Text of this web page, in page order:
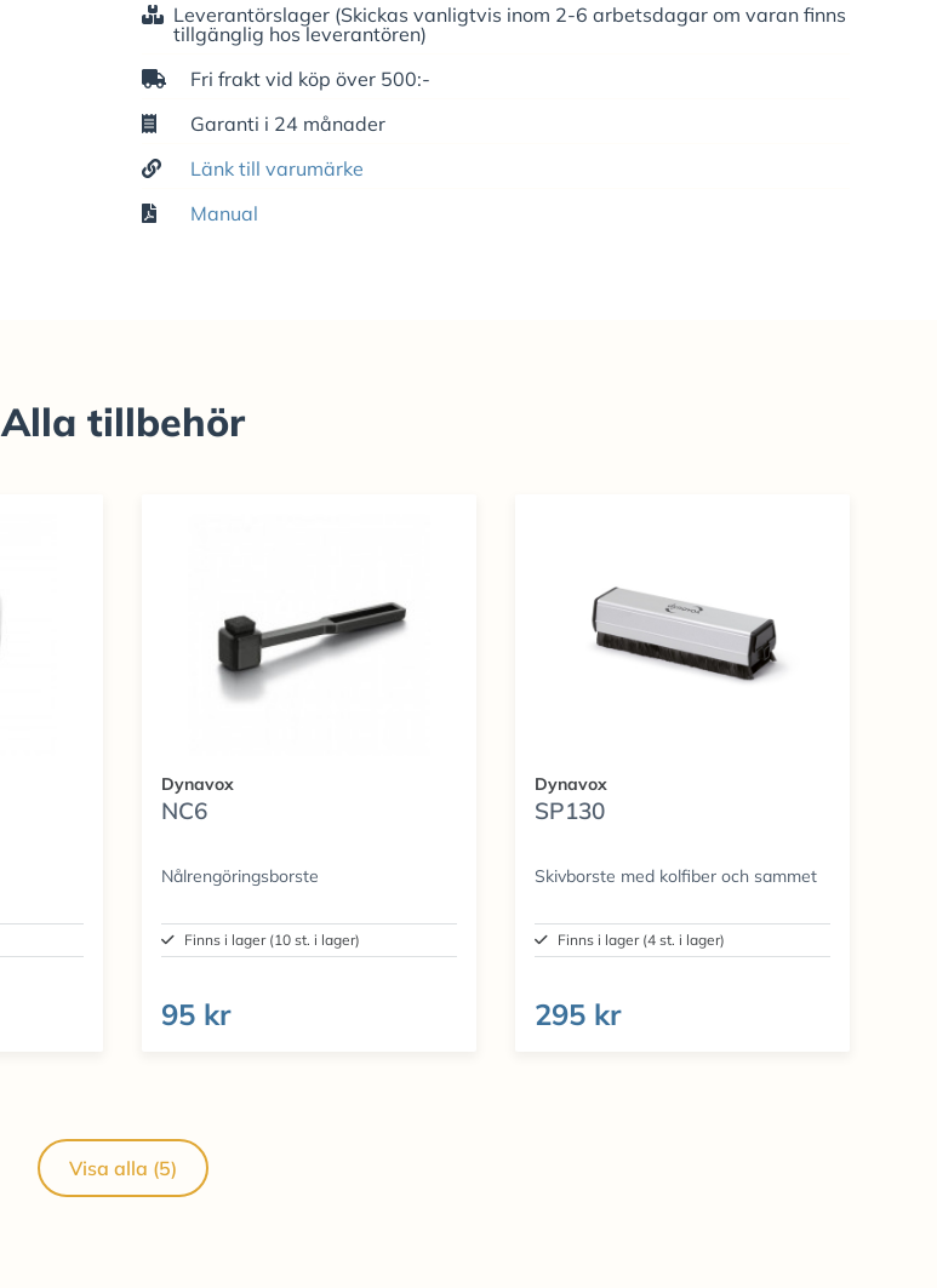
Leverantörslager (Skickas vanligtvis inom 2-6 arbetsdagar om varan finns
tillgänglig hos leverantören)
Fri frakt vid köp över 500:-
Garanti i 24 månader
Länk till varumärke
Manual
Alla tillbehör
Dynavox
NC6
Nålrengöringsborste
Finns i lager (10 st. i lager)
95 kr
Dynavox
SP130
Skivborste med kolfiber och sammet
Finns i lager (4 st. i lager)
295 kr
Visa alla (5)